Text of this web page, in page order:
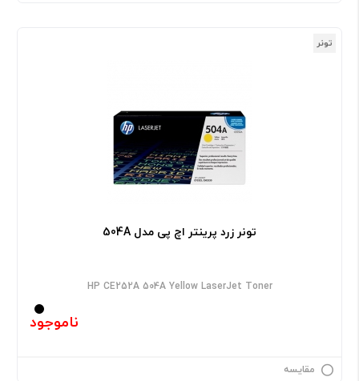
تونر
تونر زرد پرینتر اچ پی مدل 504A
HP CE252A 504A Yellow LaserJet Toner
ناموجود
مقایسه